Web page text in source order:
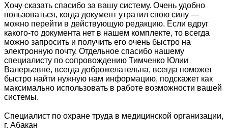
Хочу сказать спасибо за вашу систему. Очень удобно
пользоваться, когда документ утратил свою силу —
можно перейти в действующую редакцию. Если вдруг
какого-то документа нет в нашем комплекте, то всегда
можно запросить и получить его очень быстро на
электронную почту. Отдельное спасибо нашему
специалисту по сопровождению Тимченко Юлии
Валерьевне, всегда доброжелательна, всегда поможет
быстро найти нужную нам информацию, подскажет как
максимально использовать в работе возможности вашей
системы.
Специалист по охране труда в медицинской организации,
г. Абакан